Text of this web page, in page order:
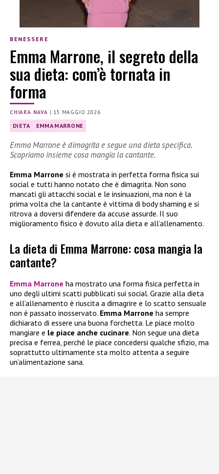
BENESSERE
Emma Marrone, il segreto della
sua dieta: com’è tornata in
forma
CHIARA NAVA | 15 MAGGIO 2026
DIETA EMMA MARRONE
Emma Marrone è dimagrita e segue una dieta specifica.
Scopriamo insieme cosa mangia la cantante.
Emma Marrone si è mostrata in perfetta forma fisica sui
social e tutti hanno notato che è dimagrita. Non sono
mancati gli attacchi social e le insinuazioni, ma non è la
prima volta che la cantante è vittima di body shaming e si
ritrova a doversi difendere da accuse assurde. Il suo
miglioramento fisico è dovuto alla dieta e all’allenamento.
La dieta di Emma Marrone: cosa mangia la
cantante?
Emma Marrone ha mostrato una forma fisica perfetta in
uno degli ultimi scatti pubblicati sui social. Grazie alla dieta
e all’allenamento è riuscita a dimagrire e lo scatto sensuale
non è passato inosservato. Emma Marrone ha sempre
dichiarato di essere una buona forchetta. Le piace molto
mangiare e le piace anche cucinare. Non segue una dieta
precisa e ferrea, perché le piace concedersi qualche sfizio, ma
soprattutto ultimamente sta molto attenta a seguire
un’alimentazione sana.